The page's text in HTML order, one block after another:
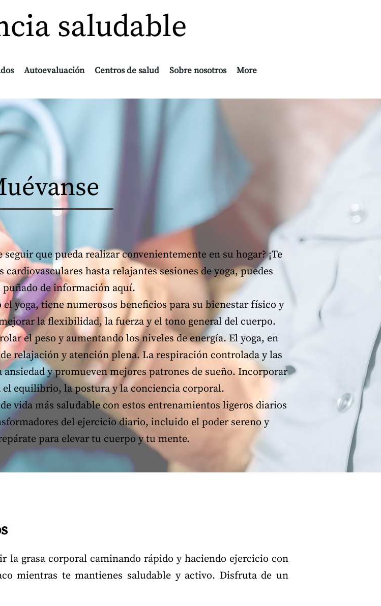
saludable
Autoevaluación Centros de salud Sobre nosotros More
que pueda realizar convenientemente en su hogar? ¡Te
hasta relajantes sesiones de yoga, puedes
de información aquí.
yoga, tiene numerosos beneficios para su bienestar físico y
la flexibilidad, la fuerza y el tono general del cuerpo.
el peso y aumentando los niveles de energía. El yoga, en
relajación y atención plena. La respiración controlada y las
y promueven mejores patrones de sueño. Incorporar
equilibrio, la postura y la conciencia corporal.
vida más saludable con estos entrenamientos ligeros diarios
del ejercicio diario, incluido el poder sereno y
para elevar tu cuerpo y tu mente.
la grasa corporal caminando rápido y haciendo ejercicio con
mientras te mantienes saludable y activo. Disfruta de un